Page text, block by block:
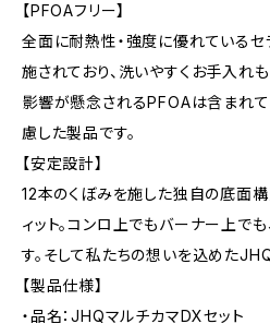
【PFOAフリー】
全面に耐熱性・強度に優れているセ
施されており、洗いやすくお手入れ
影響が懸念されるPFOAは含まれて
慮した製品です。
【安定設計】
12本のくぼみを施した独自の底面構
ィット。コンロ上でもバーナー上で
す。そして私たちの想いを込めた
【製品仕様】
・品名：JHQマルチカマDXセット